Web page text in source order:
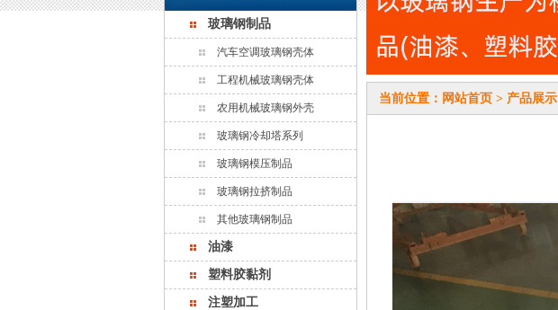
玻璃钢制品
汽车空调玻璃钢壳体
工程机械玻璃钢壳体
农用机械玻璃钢外壳
玻璃钢冷却塔系列
玻璃钢模压制品
玻璃钢拉挤制品
其他玻璃钢制品
油漆
塑料胶黏剂
注塑加工
当前位置： 网站首页 > 产品展示